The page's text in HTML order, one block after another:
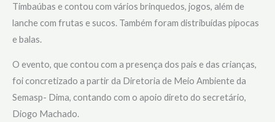
Timbaúbas e contou com vários brinquedos, jogos, além de
lanche com frutas e sucos. Também foram distribuídas pipocas
e balas.
O evento, que contou com a presença dos pais e das crianças,
foi concretizado a partir da Diretoria de Meio Ambiente da
Semasp- Dima, contando com o apoio direto do secretário,
Diogo Machado.